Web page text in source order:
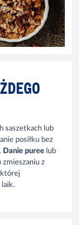
saszetkach lub
posiłku bez
Danie puree lub
zmieszaniu z
której
laik.